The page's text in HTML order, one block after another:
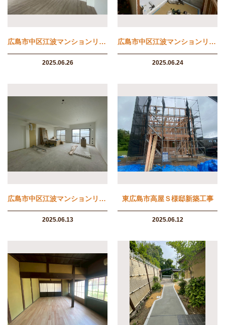
広島市中区江波マンションリフォーム工事
2025.06.26
広島市中区江波マンションリフォーム工事
2025.06.24
広島市中区江波マンションリフォーム工事
2025.06.13
東広島市高屋Ｓ様邸新築工事
2025.06.12